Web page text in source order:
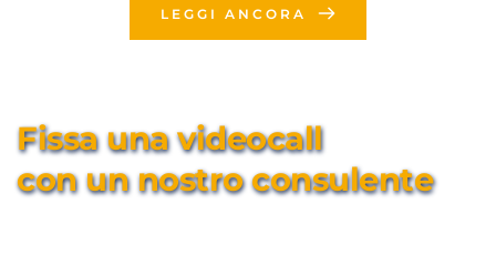
LEGGI ANCORA
Fissa una videocall
con un nostro consulente